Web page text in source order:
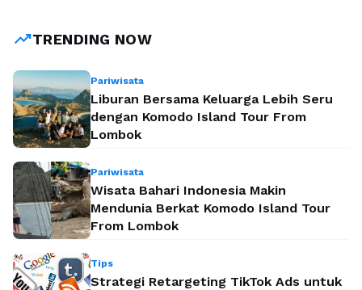
trending_upTRENDING NOW
Pariwisata
Liburan Bersama Keluarga Lebih Seru
dengan Komodo Island Tour From
Lombok
Pariwisata
Wisata Bahari Indonesia Makin
Mendunia Berkat Komodo Island Tour
From Lombok
Tips
Strategi Retargeting TikTok Ads untuk